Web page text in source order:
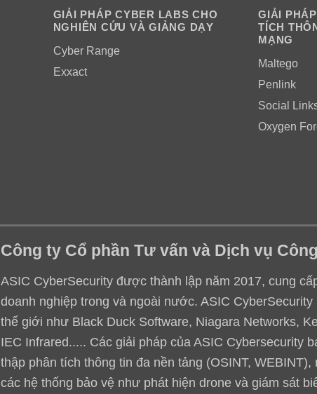
GIẢI PHÁP CYBER LABS CHO
NGHIÊN CỨU VÀ GIẢNG DẠY
Cyber Range
Exxact
GIẢI
TÍCH
MẠNG
Maltego
Penlink
Social
Oxygen
Công ty Cổ phần Tư vấn và Dịch vụ
ASIC CyberSecurity được thành lập năm 2017, cung
doanh nghiệp trong và ngoài nước. ASIC
thế giới như Black Duck Software, Niagara Networks,
IEC Infrared..... Các giải pháp của ASIC Cybersecurity
thập phân tích thông tin đa nền tảng (OSINT,
các hệ thống bảo vệ như phát hiện drone và giám sát